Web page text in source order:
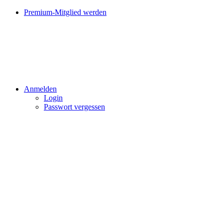
Premium-Mitglied werden
Anmelden
Login
Passwort vergessen